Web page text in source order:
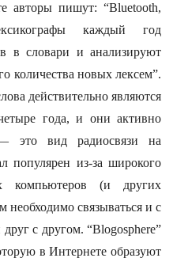
авторы пишут: “Bluetooth,
каждый год
в словари и анализируют
количества новых лексем”.
действительно являются
года, и они активно
— это вид радиосвязи на
популярен из-за широкого
компьютеров (и других
необходимо связываться и с
с другом. “Blogosphere”
в Интернете образуют